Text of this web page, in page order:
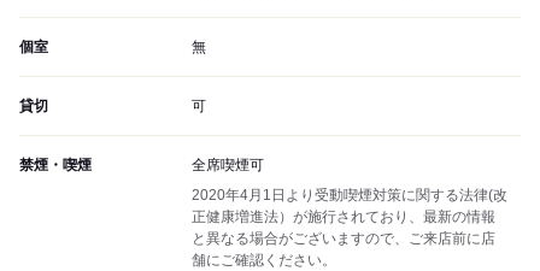
個室 無
貸切 可
禁煙・喫煙
全席喫煙可
2020年4月1日より受動喫煙対策に関する法律(改
正健康増進法）が施行されており、最新の情報
と異なる場合がございますので、ご来店前に店
舗にご確認ください。